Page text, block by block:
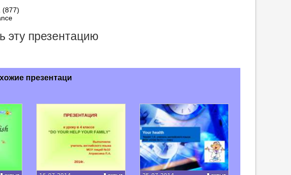
(877)
эту презентацию
презентаци